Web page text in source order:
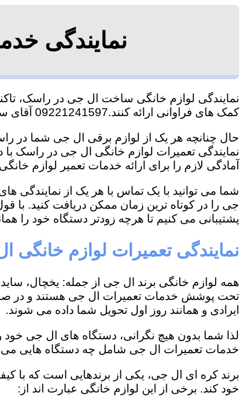
نمایندگی
نمایندگی لوازم خانگی ساخت ال جی در راسک،
کمک های فراوانی ارائه کنند.09221241597 آقای سعیدی
حال چنانچه هر یک از لوازم برقی ال جی شما در
نمایندگی تعمیرات لوازم خانگی ال جی در راسک با
آمادگی لازم را برای ارائه خدمات تعمیر لوازم
شما می توانید با یک تماس با هر یک از نمایندگی
جی را در کوتاه ترین زمان ممکن دریافت کنید. با
پشتیبانی می کنیم تا هرچه زودتر دستگاه خود را
نمایندگی تعمیرات لوازم
همه لوازم خانگی برند ال جی از جمله: یخچال،
تحت پوشش خدمات تعمیرات ال جی هستند و در
ایرادی و همانند روز اول تحویل شما داده می شوند.
لذا شما بدون هیچ نگرانی، دستگاه های ال جی خود
خدمات تعمیرات ال جی شامل چه دستگاه هایی
برند کره ای ال جی، یکی از برندهایی است که با
خود کند. برخی از این لوازم خانگی عبارت اند از: